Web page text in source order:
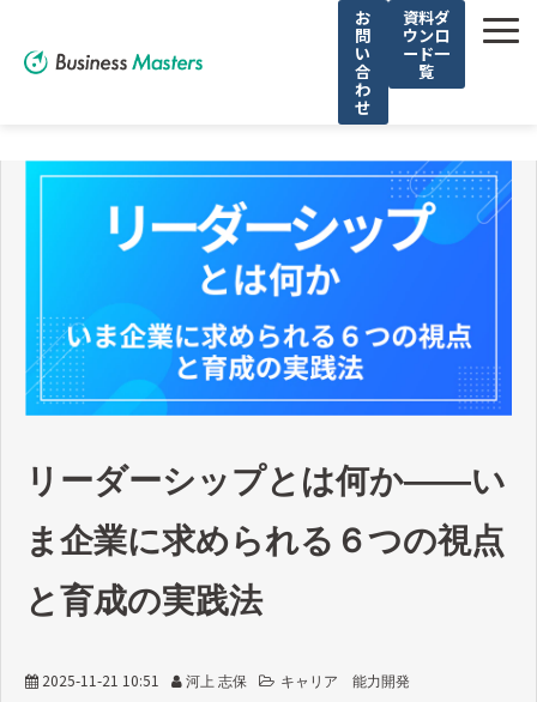
お
問
い
合
わ
せ
資料ダ
ウンロ
ード一
覧
サービス
導入事例
お役立ち記事
無料セミナー
リーダーシップとは何か――い
ま企業に求められる６つの視点
と育成の実践法
2025-11-21 10:51 河上 志保 キャリア 能力開発